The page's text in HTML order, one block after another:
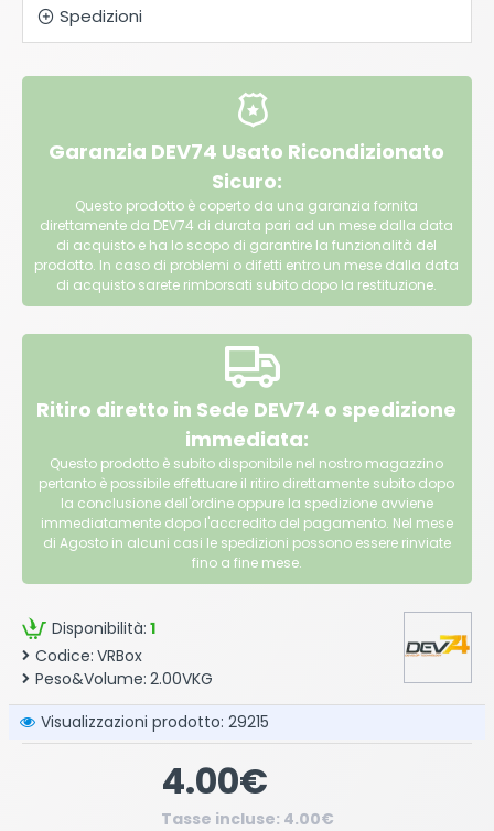
Spedizioni
Disponibilità: 1
Codice: VRBox
Peso&Volume: 2.00VKG
Visualizzazioni prodotto: 29215
4.00€
Tasse incluse: 4.00€
Garanzia DEV74 Usato Ricondizionato
Sicuro:
Questo prodotto è coperto da una garanzia fornita
direttamente da DEV74 di durata pari ad un mese dalla data
di acquisto e ha lo scopo di garantire la funzionalità del
prodotto. In caso di problemi o difetti entro un mese dalla data
di acquisto sarete rimborsati subito dopo la restituzione.
Ritiro diretto in Sede DEV74 o spedizione
immediata:
Questo prodotto è subito disponibile nel nostro magazzino
pertanto è possibile effettuare il ritiro direttamente subito dopo
la conclusione dell'ordine oppure la spedizione avviene
immediatamente dopo l'accredito del pagamento. Nel mese
di Agosto in alcuni casi le spedizioni possono essere rinviate
fino a fine mese.